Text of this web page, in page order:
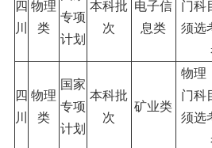
四
川
物理
类
专项
计划
本科批
次
电子信
息类
门科
须选
四
川
物理
类
国家
专项
计划
本科批
次
矿业类
物理
门科
须选